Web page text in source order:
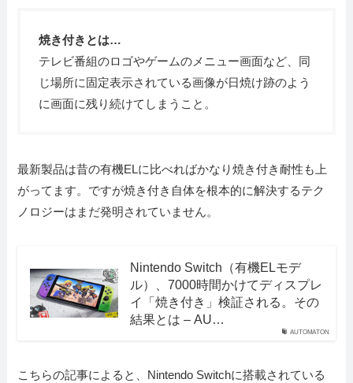
焼き付きとは…
テレビ番組のロゴやゲームのメニュー画面など、同
じ場所に固定表示されている画像が日焼け跡のよう
に画面に残り続けてしまうこと。
最新製品は昔の有機ELに比べればかなり焼き付き耐性も上
がってます。ですが焼き付き自体を根本的に解決するテク
ノロジーはまだ発明されていません。
AUTOMATON
Nintendo Switch（有機ELモデ
ル）、7000時間かけてディスプレ
イ「焼き付き」検証される。その
結果とは – AU…
こちらの記事によると、Nintendo Switchに搭載されている